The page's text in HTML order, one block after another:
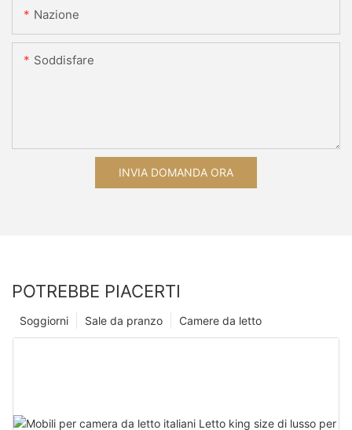
Nazione
Soddisfare
INVIA DOMANDA ORA
POTREBBE PIACERTI
Camere da letto
Sale da pranzo
Soggiorni